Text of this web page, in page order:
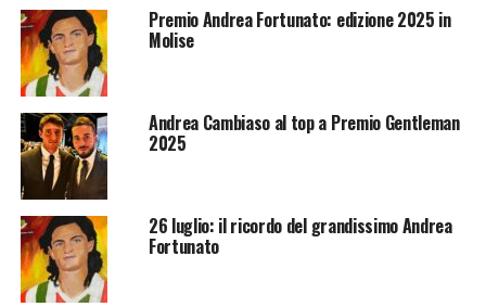
Premio Andrea Fortunato: edizione 2025 in
Molise
Andrea Cambiaso al top a Premio Gentleman
2025
26 luglio: il ricordo del grandissimo Andrea
Fortunato